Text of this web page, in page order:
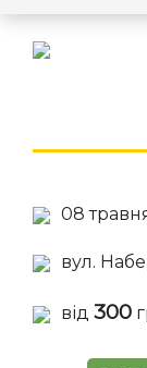
08
вул.
від 300